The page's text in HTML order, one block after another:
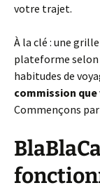
votre trajet.
À la clé : une
plateforme
habitudes de
commission que
Commençons